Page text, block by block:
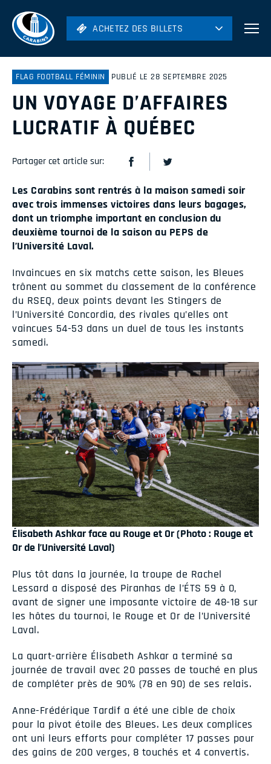
ACHETEZ DES BILLETS
Hockey
Soccer
Rugby
ACHETEZ DES BILLETS
FLAG FOOTBALL FÉMININ PUBLIÉ LE 28 SEPTEMBRE 2025
UN VOYAGE D’AFFAIRES
LUCRATIF À QUÉBEC
Partager cet article sur:
Les Carabins sont rentrés à la maison samedi soir
avec trois immenses victoires dans leurs bagages,
dont un triomphe important en conclusion du
deuxième tournoi de la saison au PEPS de
l’Université Laval.
Invaincues en six matchs cette saison, les Bleues
trônent au sommet du classement de la conférence
du RSEQ, deux points devant les Stingers de
l’Université Concordia, des rivales qu’elles ont
vaincues 54-53 dans un duel de tous les instants
samedi.
Élisabeth Ashkar face au Rouge et Or (Photo : Rouge et
Or de l’Université Laval)
Plus tôt dans la journée, la troupe de Rachel
Lessard a disposé des Piranhas de l’ÉTS 59 à 0,
avant de signer une imposante victoire de 48-18 sur
les hôtes du tournoi, le Rouge et Or de l’Université
Laval.
La quart-arrière Élisabeth Ashkar a terminé sa
journée de travail avec 20 passes de touché en plus
de compléter près de 90% (78 en 90) de ses relais.
Anne-Frédérique Tardif a été une cible de choix
pour la pivot étoile des Bleues. Les deux complices
ont uni leurs efforts pour compléter 17 passes pour
des gains de 200 verges, 8 touchés et 4 convertis.